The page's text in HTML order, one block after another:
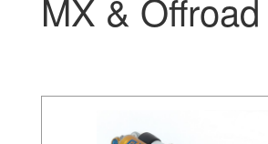
MX & Offroad